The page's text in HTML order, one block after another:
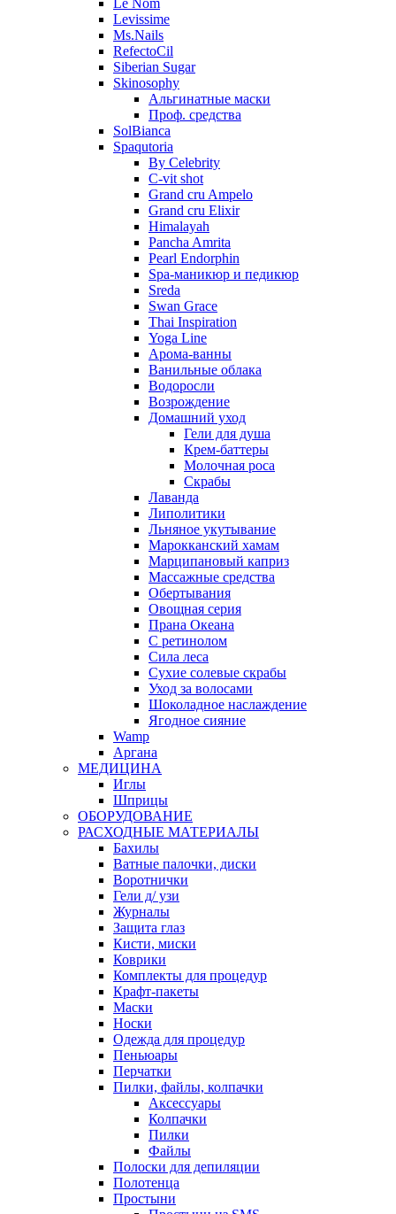
Le Nom
Levissime
Ms.Nails
RefectoCil
Siberian Sugar
Skinosophy
Альгинатные маски
Проф. средства
SolBianca
Spaqutoria
By Celebrity
C-vit shot
Grand cru Ampelo
Grand сru Elixir
Himalayah
Pancha Amrita
Pearl Endorphin
Spa-маникюр и педикюр
Sreda
Swan Grace
Thai Inspiration
Yoga Line
Арома-ванны
Ванильные облака
Водоросли
Возрождение
Домашний уход
Гели для душа
Крем-баттеры
Молочная роса
Скрабы
Лаванда
Липолитики
Льняное укутывание
Марокканский хамам
Марципановый каприз
Массажные средства
Обертывания
Овощная серия
Прана Океана
С ретинолом
Сила леса
Сухие солевые скрабы
Уход за волосами
Шоколадное наслаждение
Ягодное сияние
Wamp
Аргана
МЕДИЦИНА
Иглы
Шприцы
ОБОРУДОВАНИЕ
РАСХОДНЫЕ МАТЕРИАЛЫ
Бахилы
Ватные палочки, диски
Воротнички
Гели д/ узи
Журналы
Защита глаз
Кисти, миски
Коврики
Комплекты для процедур
Крафт-пакеты
Маски
Носки
Одежда для процедур
Пеньюары
Перчатки
Пилки, файлы, колпачки
Аксессуары
Колпачки
Пилки
Файлы
Полоски для депиляции
Полотенца
Простыни